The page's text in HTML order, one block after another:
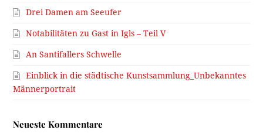
Drei Damen am Seeufer
Notabilitäten zu Gast in Igls – Teil V
An Santifallers Schwelle
Einblick in die städtische Kunstsammlung_Unbekanntes
Männerportrait
Neueste Kommentare